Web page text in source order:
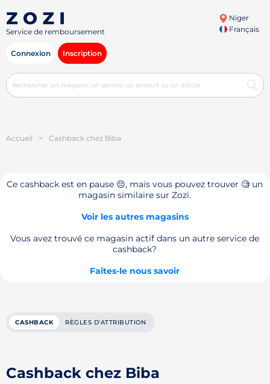
Service de remboursement
Niger
Français
Connexion Inscription
Accueil > Cashback chez Biba
Ce cashback est en pause 😔, mais vous pouvez trouver 🧐 un
magasin similaire sur Zozi.
Voir les autres magasins
Vous avez trouvé ce magasin actif dans un autre service de
cashback?
Faites-le nous savoir
CASHBACK RÈGLES D'ATTRIBUTION
Cashback chez Biba